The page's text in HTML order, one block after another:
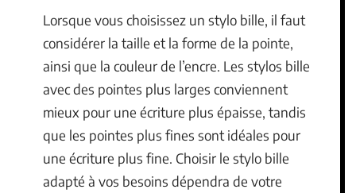
Lorsque vous choisissez un stylo bille, il faut
considérer la taille et la forme de la pointe,
ainsi que la couleur de l’encre. Les stylos bille
avec des pointes plus larges conviennent
mieux pour une écriture plus épaisse, tandis
que les pointes plus fines sont idéales pour
une écriture plus fine. Choisir le stylo bille
adapté à vos besoins dépendra de votre